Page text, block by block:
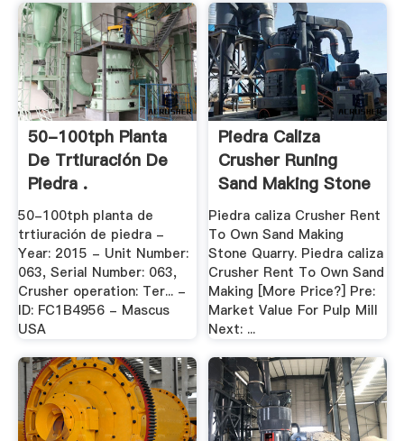
50-100tph Planta
De Trtiuración De
Piedra .
50-100tph planta de
trtiuración de piedra -
Year: 2015 - Unit Number:
063, Serial Number: 063,
Crusher operation: Ter... -
ID: FC1B4956 - Mascus
USA
Piedra Caliza
Crusher Runing
Sand Making Stone
.
Piedra caliza Crusher Rent
To Own Sand Making
Stone Quarry. Piedra caliza
Crusher Rent To Own Sand
Making [More Price?] Pre:
Market Value For Pulp Mill
Next: ...